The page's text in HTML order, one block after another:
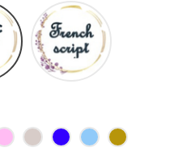
Comic
sans
ms
RoseFicelleBleu
roi
Bleu
clair
Or